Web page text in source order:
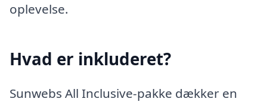
oplevelse.
Hvad er inkluderet?
Sunwebs All Inclusive-pakke dækker en